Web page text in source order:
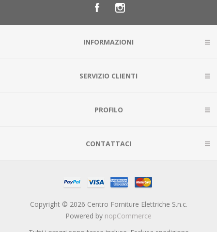
INFORMAZIONI
SERVIZIO CLIENTI
PROFILO
CONTATTACI
Copyright © 2026 Centro Forniture Elettriche S.n.c.
Powered by nopCommerce